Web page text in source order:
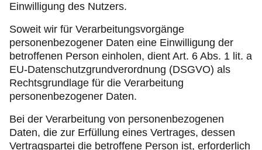
Einwilligung des Nutzers.
Soweit wir für Verarbeitungsvorgänge
personenbezogener Daten eine Einwilligung der
betroffenen Person einholen, dient Art. 6 Abs. 1 lit. a
EU-Datenschutzgrundverordnung (DSGVO) als
Rechtsgrundlage für die Verarbeitung
personenbezogener Daten.
Bei der Verarbeitung von personenbezogenen
Daten, die zur Erfüllung eines Vertrages, dessen
Vertragspartei die betroffene Person ist, erforderlich